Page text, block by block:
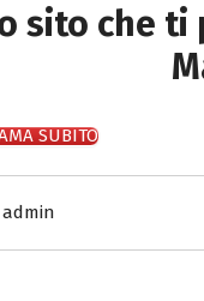
sito che
SUBITO
admin